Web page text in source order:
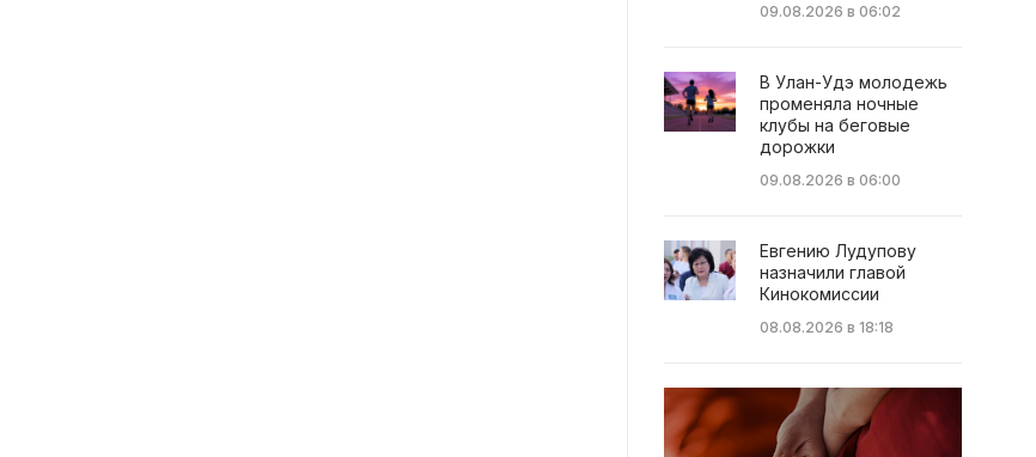
09.08.2026 в 06:02
В Улан-Удэ молодежь
променяла ночные
клубы на беговые
дорожки
09.08.2026 в 06:00
Евгению Лудупову
назначили главой
Кинокомиссии
08.08.2026 в 18:18